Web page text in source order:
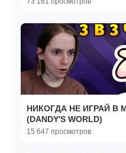
НИКОГДА НЕ ИГРАЙ В
(DANDY'S WORLD)
15 647 просмотров